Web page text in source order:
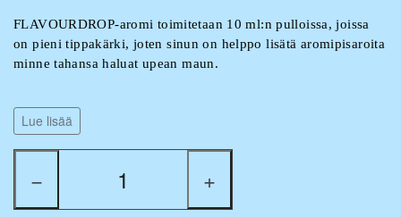
FLAVOURDROP-aromi toimitetaan 10 ml:n pulloissa, joissa
on pieni tippakärki, joten sinun on helppo lisätä aromipisaroita
minne tahansa haluat upean maun.
Esimerkkejä FLAVOURDROP-aromin käytöstä:
- Voidaan käyttää neutraaleissa PG- ja VG-pohjaöljyissä, joita
- Anna kuorrutteelle tai kakulle herkullinen maku lisäämällä
Lue lisää
− +